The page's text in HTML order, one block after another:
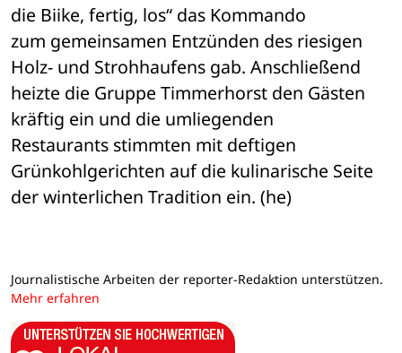
die Biike, fertig, los“ das Kommando
zum gemeinsamen Entzünden des riesigen
Holz- und Strohhaufens gab. Anschließend
heizte die Gruppe Timmerhorst den Gästen
kräftig ein und die umliegenden
Restaurants stimmten mit deftigen
Grünkohlgerichten auf die kulinarische Seite
der winterlichen Tradition ein. (he)
Journalistische Arbeiten der reporter-Redaktion unterstützen.
Mehr erfahren